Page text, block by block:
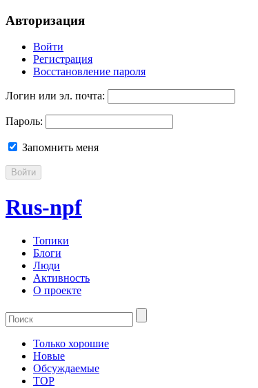
Авторизация
Войти
Регистрация
Восстановление пароля
Логин или эл. почта:
Пароль:
Запомнить меня
Войти
Rus-npf
Топики
Блоги
Люди
Активность
О проекте
Только хорошие
Новые
Обсуждаемые
TOP